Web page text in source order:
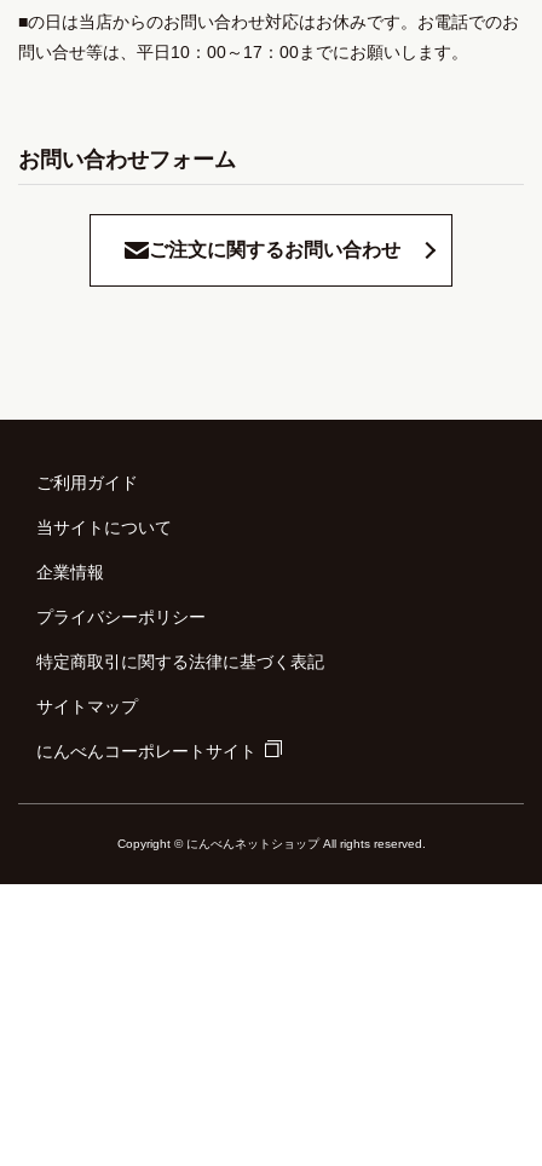
■の日は当店からのお問い合わせ対応はお休みです。お電話でのお
問い合せ等は、平日10：00～17：00までにお願いします。
お問い合わせフォーム
ご注文に関するお問い合わせ
ご利用ガイド
当サイトについて
企業情報
プライバシーポリシー
特定商取引に関する法律に基づく表記
サイトマップ
にんべんコーポレートサイト
Copyright © にんべんネットショップ All rights reserved.